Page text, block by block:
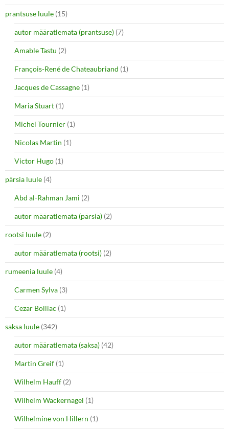
prantsuse luule (15)
autor määratlemata (prantsuse) (7)
Amable Tastu (2)
François-René de Chateaubriand (1)
Jacques de Cassagne (1)
Maria Stuart (1)
Michel Tournier (1)
Nicolas Martin (1)
Victor Hugo (1)
pärsia luule (4)
Abd al-Rahman Jami (2)
autor määratlemata (pärsia) (2)
rootsi luule (2)
autor määratlemata (rootsi) (2)
rumeenia luule (4)
Carmen Sylva (3)
Cezar Bolliac (1)
saksa luule (342)
autor määratlemata (saksa) (42)
Martin Greif (1)
Wilhelm Hauff (2)
Wilhelm Wackernagel (1)
Wilhelmine von Hillern (1)